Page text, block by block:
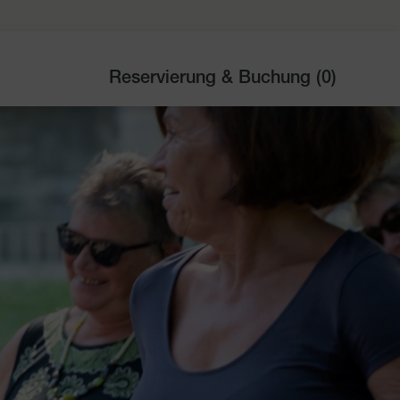
Reservierung & Buchung (0)